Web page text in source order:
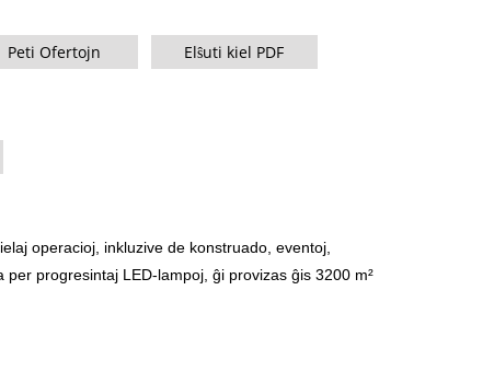
Peti Ofertojn Elŝuti kiel PDF
operacioj, inkluzive de konstruado, eventoj,
progresintaj LED-lampoj, ĝi provizas ĝis 3200 m²